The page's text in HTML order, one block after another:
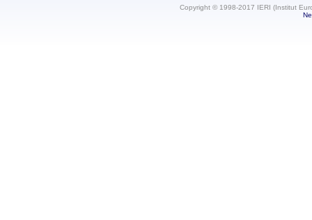
Copyright © 1998-2017 IERI (Institut